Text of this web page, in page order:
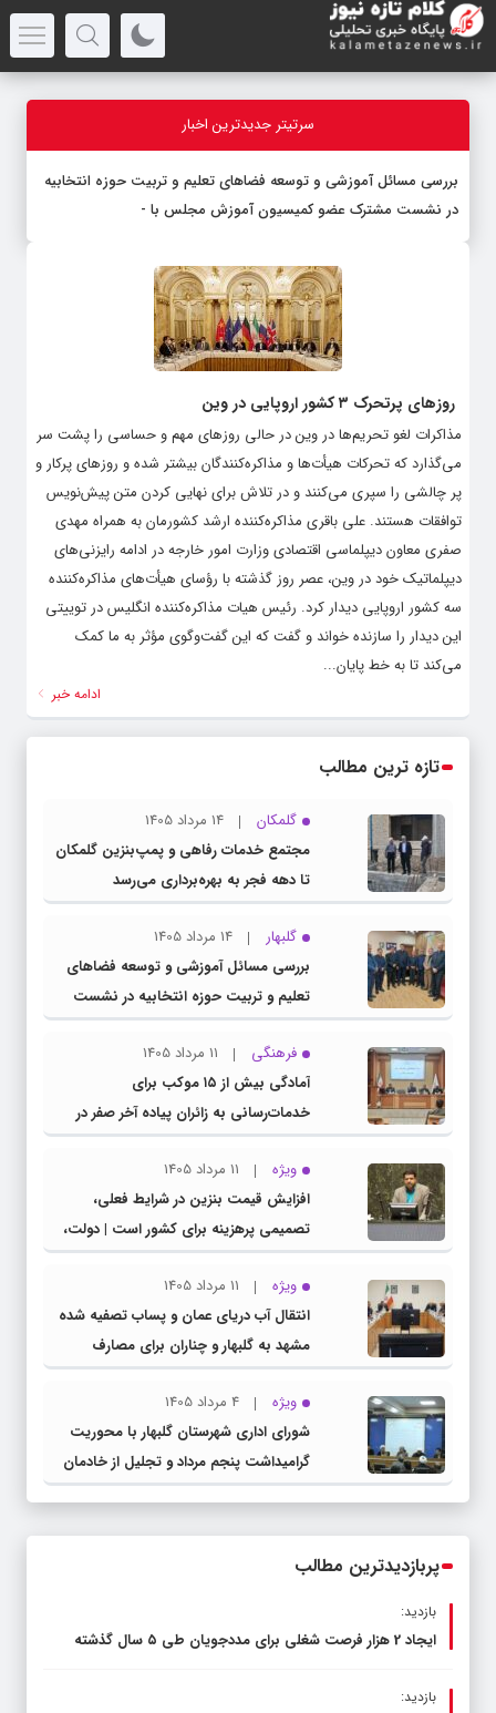
سرتیتر جدیدترین اخبار
بررسی مسائل آموزشی و توسعه فضاهای تعلیم و تربیت حوزه انتخابیه
در نشست مشترک عضو کمیسیون آموزش مجلس با مدیرکل
روزهای پرتحرک ۳ کشور اروپایی در وین
مذاکرات لغو تحریم‌ها در وین در حالی روزهای مهم و حساسی را پشت سر
می‌گذارد که تحرکات هیأت‌ها و مذاکره‌کنندگان بیشتر شده و روزهای پرکار و
پر چالشی را سپری می‌کنند و در تلاش برای نهایی کردن متن پیش‌نویس
توافقات هستند. علی باقری مذاکره‌کننده ارشد کشورمان به همراه مهدی
صفری معاون دیپلماسی اقتصادی وزارت امور خارجه در ادامه رایزنی‌های
دیپلماتیک خود در وین، عصر روز گذشته با رؤسای هیأت‌های مذاکره‌کننده
سه کشور اروپایی دیدار کرد. رئیس هیات مذاکره‌کننده انگلیس در توییتی
این دیدار را سازنده خواند و گفت که این گفت‌وگوی مؤثر به ما کمک
می‌کند تا به خط پایان...
ادامه خبر
تازه ترین مطالب
گلمکان
14 مرداد 1405
مجتمع خدمات رفاهی و پمپ‌بنزین گلمکان
تا دهه فجر به بهره‌برداری می‌رسد
گلبهار
14 مرداد 1405
بررسی مسائل آموزشی و توسعه فضاهای
تعلیم و تربیت حوزه انتخابیه در نشست
مشترک عضو کمیسیون آموزش مجلس با
مدیرکل آموزش و پرورش خراسان رضوی
فرهنگی
11 مرداد 1405
آمادگی بیش از ۱۵ موکب برای
خدمات‌رسانی به زائران پیاده آخر صفر در
شهرستان چناران
ویژه
11 مرداد 1405
افزایش قیمت بنزین در شرایط فعلی،
تصمیمی پرهزینه برای کشور است | دولت،
قاچاق سوخت و عوامل اصلی ناترازی را
محدود کند، نه سفره مردم
ویژه
11 مرداد 1405
انتقال آب دریای عمان و پساب تصفیه شده
مشهد به گلبهار و چناران برای مصارف
صنعتی و کشاورزی | لزوم تسریع در اجرای
پروژه‌های قطار و آزادراه مشهد- گلبهار-
چناران
ویژه
4 مرداد 1405
شورای اداری شهرستان گلبهار با محوریت
گرامیداشت پنجم مرداد و تجلیل از خادمان
عرصه نماز برگزار شد
پربازدیدترین مطالب
بازدید:
ایجاد 2 هزار فرصت شغلی برای مددجویان طی ۵ سال گذشته
بازدید: